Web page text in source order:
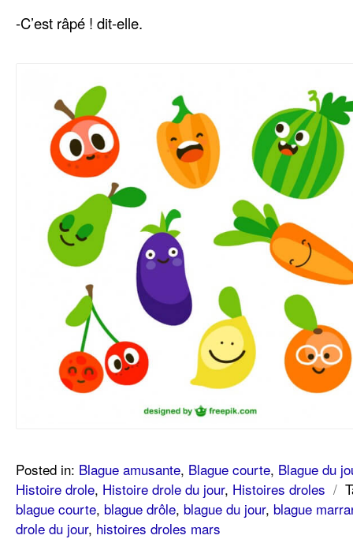
-C’est râpé ! dit-elle.
Posted in: Blague amusante, Blague courte, Blague du
Histoire drole, Histoire drole du jour, Histoires droles /
blague courte, blague drôle, blague du jour, blague
drole du jour, histoires droles mars